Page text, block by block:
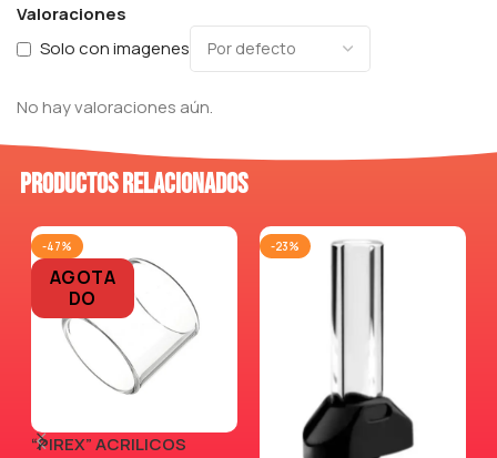
Valoraciones
Solo con imagenes
No hay valoraciones aún.
Productos relacionados
-47%
AGOTA
DO
“PIREX” ACRILICOS
-23%